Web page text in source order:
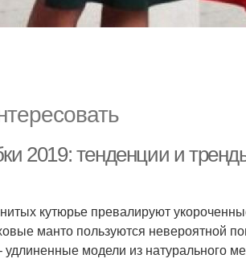
2019: тенденции и
кутюрье превалируют
манто пользуются невероятной
модели из натурального